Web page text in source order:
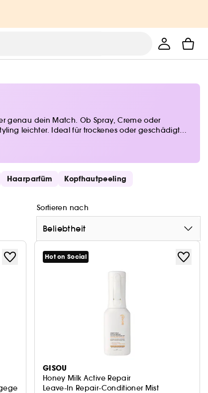
genau dein Match. Ob Spray, Creme oder
leichter. Ideal für trockenes oder geschädigtes
Haarparfüm Kopfhautpeeling
Sortieren nach
Beliebtheit
Frizz
Hot on Social
GISOU
Honey Milk Active Repair
Leave-In Repair-Conditioner Mist